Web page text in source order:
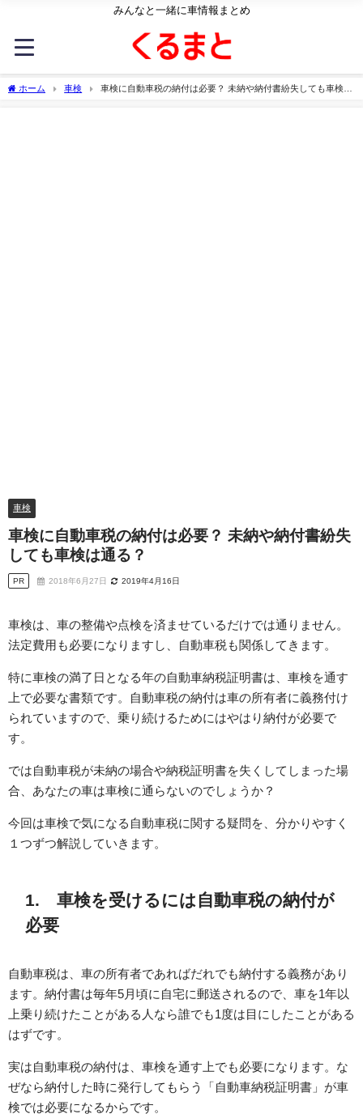
みんなと一緒に車情報まとめ
ホーム 車検
車検に自動車税の納付は必要？ 未納や納付書紛失しても車検は
車検
車検に自動車税の納付は必要？ 未納や納付書紛失
しても車検は通る？
PR 2018年6月27日 2019年4月16日
車検は、車の整備や点検を済ませているだけでは通りません。
法定費用も必要になりますし、自動車税も関係してきます。
特に車検の満了日となる年の自動車納税証明書は、車検を通す
上で必要な書類です。自動車税の納付は車の所有者に義務付け
られていますので、乗り続けるためにはやはり納付が必要で
す。
では自動車税が未納の場合や納税証明書を失くしてしまった場
合、あなたの車は車検に通らないのでしょうか？
今回は車検で気になる自動車税に関する疑問を、分かりやすく
１つずつ解説していきます。
1. 車検を受けるには自動車税の納付が
必要
自動車税は、車の所有者であればだれでも納付する義務があり
ます。納付書は毎年5月頃に自宅に郵送されるので、車を1年以
上乗り続けたことがある人なら誰でも1度は目にしたことがある
はずです。
実は自動車税の納付は、車検を通す上でも必要になります。な
ぜなら納付した時に発行してもらう「自動車納税証明書」が車
検では必要になるからです。